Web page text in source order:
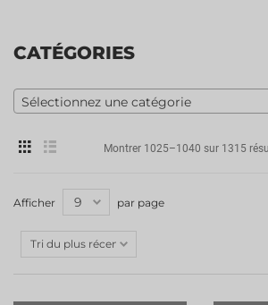
CATÉGORIES
Sélectionnez une catégorie
Montrer 1025–1040 sur 1315
Afficher par page